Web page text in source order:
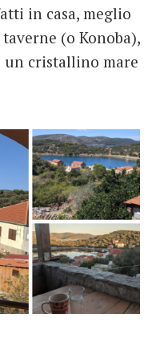
in casa, meglio
(o Konoba),
cristallino mare